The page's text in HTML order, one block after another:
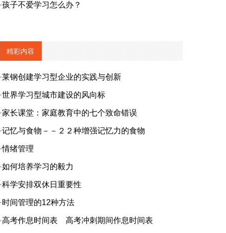
·孩子不爱学习怎么办？
精彩内容
·莱钢创建学习型企业的实践与创新
·世界学习型城市建设的风向标
·家长课堂：家庭教育中的七个致命错误
·记忆与食物－－２２种增强记忆力的食物
·情绪管理
·如何培养学习的毅力
·科学安排双休日重要性
·时间管理的12种方法
·高考作息时间表 高考冲刺期间作息时间表